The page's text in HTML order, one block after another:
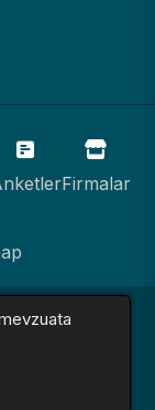
Firmalar
Saklıdır.